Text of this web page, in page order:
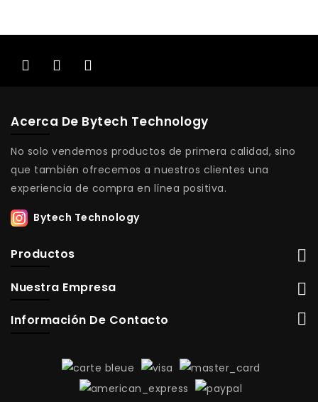
Acerca De Bytech Technology
No solo vendemos productos de primera calidad, sino
que también ofrecemos a nuestros clientes una
experiencia de compra en línea positiva.
Bytech Technology
Productos
Nuestra Empresa
Información De Contacto